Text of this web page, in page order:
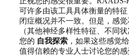
可许多由该工具具体衡量的特
闭症概况并不一致。但是，感
（其他神经多样性特征、不同
您的 自我探索 ，如果这些感觉
值得信赖的专业人士讨论您的感